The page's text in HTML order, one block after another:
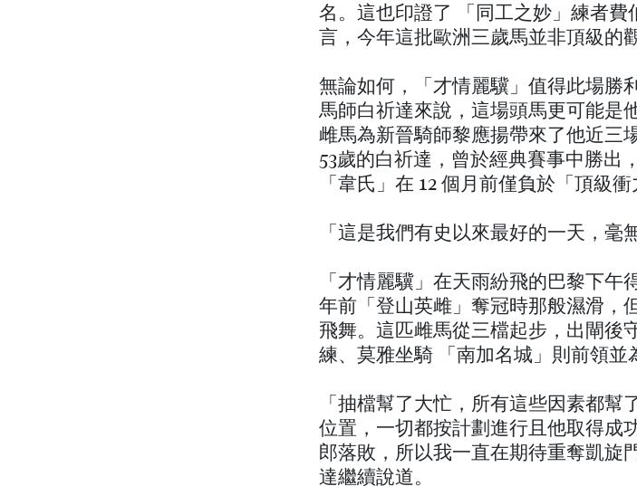
名。這也印證了 「同工之妙」練者
言，今年這批歐洲三歲馬並非頂級的
無論如何，「才情麗驥」值得此場勝
馬師白祈達來說，這場頭馬更可能是
雌馬為新晉騎師黎應揚帶來了他近三
53歲的白祈達，曾於經典賽事中勝出
「韋氏」在 12 個月前僅負於「頂級衝
「這是我們有史以來最好的一天，毫
「才情麗驥」在天雨紛飛的巴黎下午
年前「登山英雌」奪冠時那般濕滑，
飛舞。這匹雌馬從三檔起步，出閘後
練、莫雅坐騎 「南加名城」則前領並
「抽檔幫了大忙，所有這些因素都幫
位置，一切都按計劃進行且他取得成
郎落敗，所以我一直在期待重奪凱旋
達繼續說道。